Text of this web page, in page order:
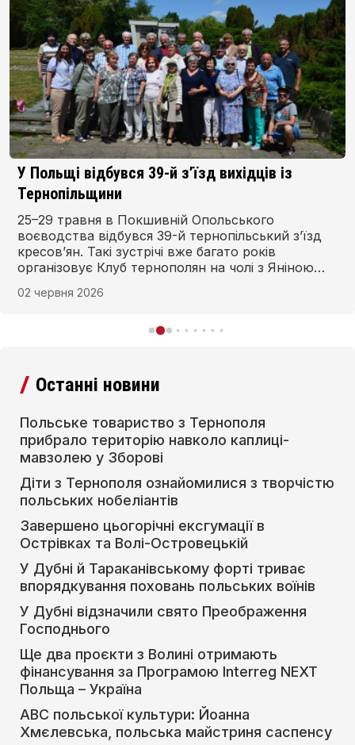
У Польщі відбувся 39-й з’їзд вихідців із
Тернопільщини
25–29 травня в Покшивній Опольського
воєводства відбувся 39-й тернопільський з’їзд
кресов’ян. Такі зустрічі вже багато років
організовує Клуб тернополян на чолі з Яніною
02 червня 2026
Останні новини
Польське товариство з Тернополя
прибрало територію навколо каплиці-
мавзолею у Зборові
Діти з Тернополя ознайомилися з творчістю
польських нобеліантів
Завершено цьогорічні ексгумації в
Острівках та Волі-Островецькій
У Дубні й Тараканівському форті триває
впорядкування поховань польських воїнів
У Дубні відзначили свято Преображення
Господнього
Ще два проєкти з Волині отримають
фінансування за Програмою Interreg NEXT
Польща – Україна
АВС польської культури: Йоанна
Хмєлевська, польська майстриня саспенсу